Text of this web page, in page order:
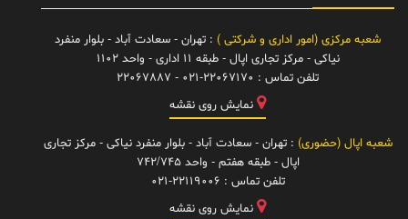
شعبه مرکزی (امور اداری و شرکتی ) : تهران - سعادت آباد - بلوار منفرد
نیاکی - مرکز تجاری اپال - طبقه 11 اداری - واحد 1102
تلفن تماس : 021-22067170 - 22067887
نمایش روی نقشه
شعبه اپال (حضوری) : تهران - سعادت آباد - بلوار منفرد نیاکی - مرکز تجاری
اپال - طبقه هفتم - واحد 742/745
تلفن تماس : 021-22119006
نمایش روی نقشه